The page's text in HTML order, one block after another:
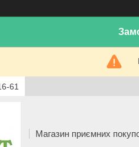
61
Магазин приємних